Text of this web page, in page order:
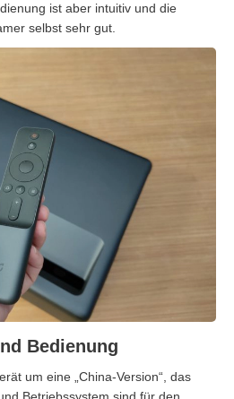
ist aber intuitiv und die
selbst sehr gut.
Bedienung
um eine „China-Version“, das